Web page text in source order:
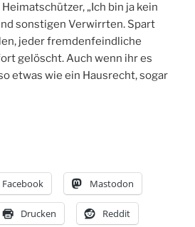
„Ich bin ja kein
sonstigen Verwirrten. Spart
jeder fremdenfeindliche
gelöscht. Auch wenn ihr es
etwas wie ein Hausrecht, sogar
Facebook Mastodon
Drucken Reddit